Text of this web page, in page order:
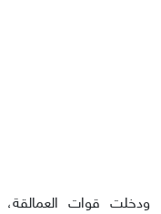
ودخلت قوات العمالقة،